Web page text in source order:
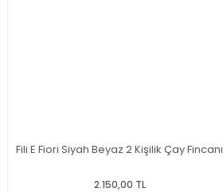
Fili E Fiori Siyah Beyaz 2 Kişilik Çay Fincanı
2.150,00 TL